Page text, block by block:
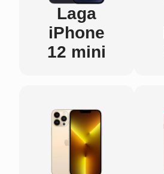
Laga
iPhone
12 mini